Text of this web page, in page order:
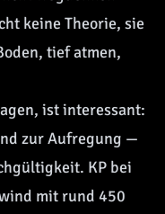
keine Theorie, sie
tief atmen,
ist interessant:
zur Aufregung —
KP bei
mit rund 450